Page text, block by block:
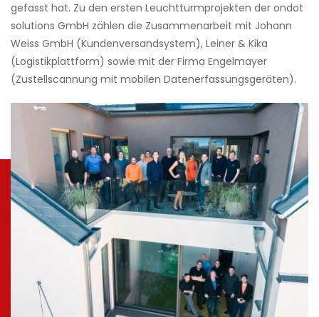
gefasst hat. Zu den ersten Leuchtturmprojekten der ondot
solutions GmbH zählen die Zusammenarbeit mit Johann
Weiss GmbH (Kundenversandsystem), Leiner & Kika
(Logistikplattform) sowie mit der Firma Engelmayer
(Zustellscannung mit mobilen Datenerfassungsgeräten).